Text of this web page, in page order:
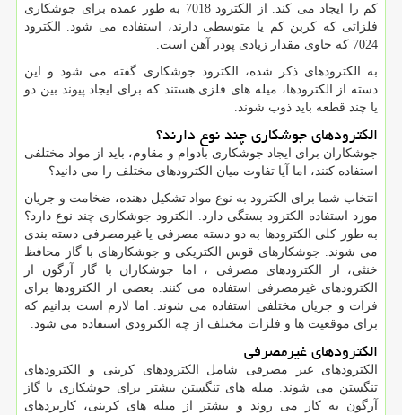
کم را ایجاد می کند. از الکترود 7018 به طور عمده برای جوشکاری
فلزاتی که کربن کم یا متوسطی دارند، استفاده می شود. الکترود
7024 که حاوی مقدار زیادی پودر آهن است.
به الکترودهای ذکر شده، الکترود جوشکاری گفته می شود و این
دسته از الکترودها، میله های فلزی هستند که برای ایجاد پیوند بین دو
یا چند قطعه باید ذوب شوند.
الکترودهای جوشکاری چند نوع دارند؟
جوشکاران برای ایجاد جوشکاری بادوام و مقاوم، باید از مواد مختلفی
استفاده کنند، اما آیا تفاوت میان الکترودهای مختلف را می دانید؟
انتخاب شما برای الکترود به نوع مواد تشکیل دهنده، ضخامت و جریان
مورد استفاده الکترود بستگی دارد. الکترود جوشکاری چند نوع دارد؟
به طور کلی الکترودها به دو دسته مصرفی یا غیرمصرفی دسته بندی
می شوند. جوشکارهای قوس الکتریکی و جوشکارهای با گاز محافظ
خنثی، از الکترودهای مصرفی ، اما جوشکاران با گاز آرگون از
الکترودهای غیرمصرفی استفاده می کنند. بعضی از الکترودها برای
فزات و جریان مختلفی استفاده می شوند. اما لازم است بدانیم که
برای موقعیت ها و فلزات مختلف از چه الکترودی استفاده می شود.
الکترودهای غیرمصرفی
الکترودهای غیر مصرفی شامل الکترودهای کربنی و الکترودهای
تنگستن می شوند. میله های تنگستن بیشتر برای جوشکاری با گاز
آرگون به کار می روند و بیشتر از میله های کربنی، کاربردهای